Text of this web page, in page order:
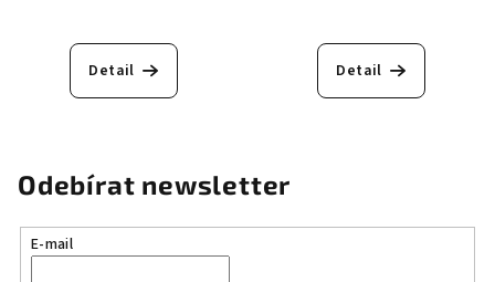
Detail Detail
Odebírat newsletter
E-mail